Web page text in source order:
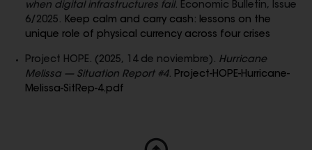
when digital infrastructures fail. Economic Bulletin, Issue
6/2025. Keep calm and carry cash: lessons on the
unique role of physical currency across four crises
Project HOPE. (2025, 14 de noviembre). Hurricane
Melissa — Situation Report #4. Project-HOPE-Hurricane-
Melissa-SitRep-4.pdf